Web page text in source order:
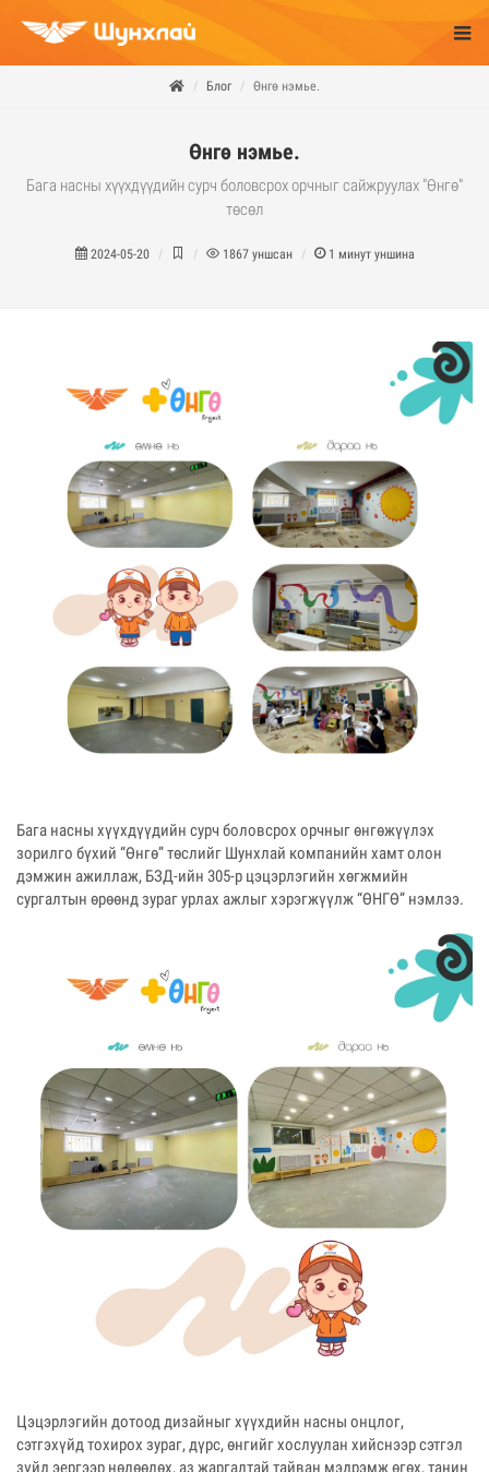
Блог Өнгө нэмье.
Өнгө нэмье.
Бага насны хүүхдүүдийн сурч боловсрох орчныг сайжруулах "Өнгө"
төсөл
2024-05-20 1867 уншсан 1 минут уншина
Бага насны хүүхдүүдийн сурч боловсрох орчныг өнгөжүүлэх
зорилго бүхий “Өнгө” төслийг Шунхлай компанийн хамт олон
дэмжин ажиллаж, БЗД-ийн 305-р цэцэрлэгийн хөгжмийн
сургалтын өрөөнд зураг урлах ажлыг хэрэгжүүлж “ӨНГӨ” нэмлээ.
Цэцэрлэгийн дотоод дизайныг хүүхдийн насны онцлог,
сэтгэхүйд тохирох зураг, дүрс, өнгийг хослуулан хийснээр сэтгэл
зүйд эергээр нөлөөлөх, аз жаргалтай тайван мэдрэмж өгөх, танин